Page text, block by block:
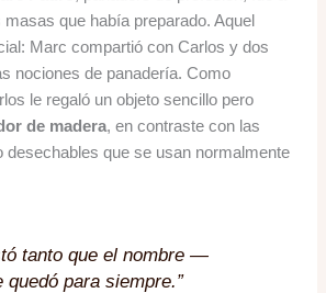
que había preparado. Aquel
Marc compartió con Carlos y dos
nociones de panadería. Como
le regaló un objeto sencillo pero
de madera, en contraste con las
desechables que se usan normalmente
tanto que el nombre —
para siempre.”